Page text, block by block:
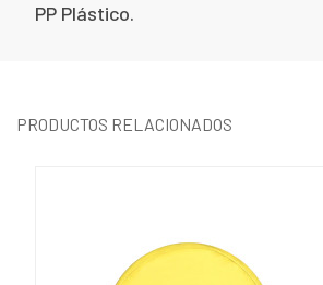
PP Plástico.
PRODUCTOS RELACIONADOS